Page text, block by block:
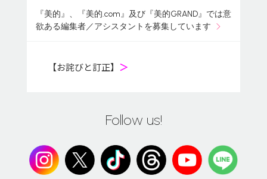
『美的』、『美的.com』及び『美的GRAND』では意
欲ある編集者／アシスタントを募集しています
【お詫びと訂正】 ＞
Follow us!